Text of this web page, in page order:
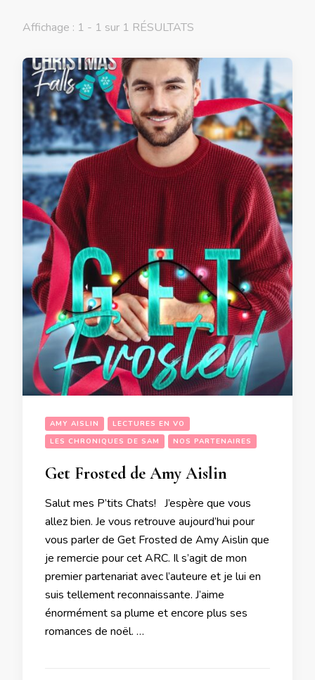
Affichage : 1 - 1 sur 1 RÉSULTATS
AMY AISLIN
LECTURES EN VO
LES CHRONIQUES DE SAM
NOS PARTENAIRES
Get Frosted de Amy Aislin
Salut mes P’tits Chats! J’espère que vous
allez bien. Je vous retrouve aujourd’hui pour
vous parler de Get Frosted de Amy Aislin que
je remercie pour cet ARC. Il s’agit de mon
premier partenariat avec l’auteure et je lui en
suis tellement reconnaissante. J’aime
énormément sa plume et encore plus ses
romances de noël. …